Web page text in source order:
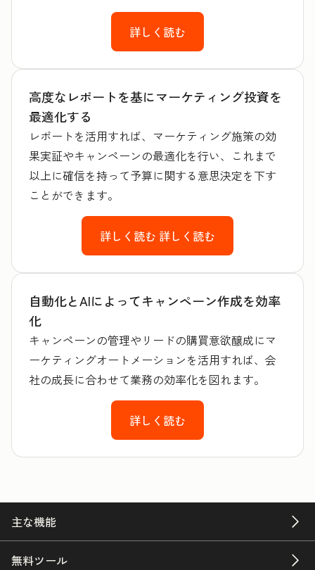
詳しく読む
高度なレポートを基にマーケティング投資を
最適化する
レポートを活用すれば、マーケティング施策の効
果実証やキャンペーンの最適化を行い、これまで
以上に確信を持って予算に関する意思決定を下す
ことができます。
詳しく読む 詳しく読む
自動化とAIによってキャンペーン作成を効率
化
キャンペーンの管理やリードの購買意欲醸成にマ
ーケティングオートメーションを活用すれば、会
社の成長に合わせて業務の効率化を図れます。
詳しく読む
主な機能
無料ツール